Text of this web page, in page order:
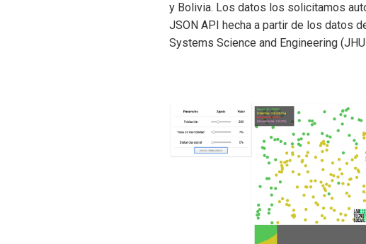
y Bolivia. Los datos los solicitamos
JSON API hecha a partir de los datos
Systems Science and Engineering (JHU